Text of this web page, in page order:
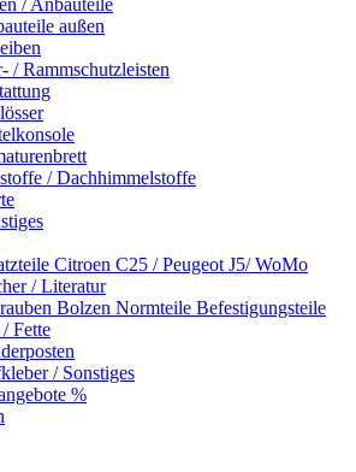
außen
/ Rammschutzleisten
/ Dachhimmelstoffe
Citroen C25 / Peugeot J5/ WoMo
/ Literatur
Bolzen Normteile Befestigungsteile
Fette
/ Sonstiges
%